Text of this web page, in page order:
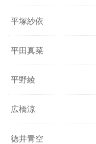
平塚紗依
平田真菜
平野綾
広橋涼
徳井青空